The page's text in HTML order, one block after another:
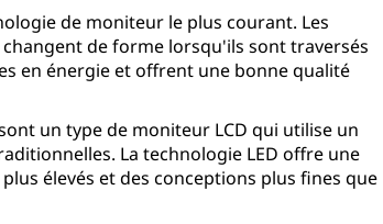
de moniteur le plus courant. Les
de forme lorsqu'ils sont traversés
en énergie et offrent une bonne qualité
un type de moniteur LCD qui utilise un
La technologie LED offre une
élevés et des conceptions plus fines que